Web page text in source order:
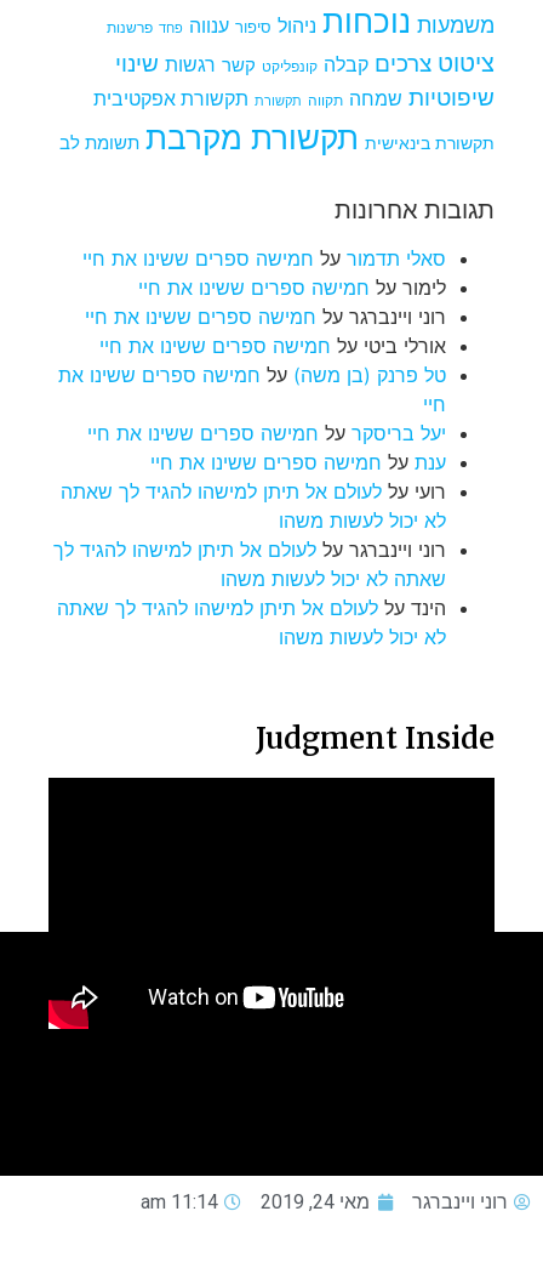
משמעות נוכחות ניהול סיפור ענווה פחד פרשנות
ציטוט צרכים קבלה קונפליקט קשר רגשות שינוי
שיפוטיות שמחה תקווה תקשורת תקשורת אפקטיבית
תקשורת בינאישית תקשורת מקרבת תשומת לב
תגובות אחרונות
סאלי תדמור על חמישה ספרים ששינו את חיי
לימור על חמישה ספרים ששינו את חיי
רוני ויינברגר על חמישה ספרים ששינו את חיי
אורלי ביטי על חמישה ספרים ששינו את חיי
טל פרנק (בן משה) על חמישה ספרים ששינו את
חיי
יעל בריסקר על חמישה ספרים ששינו את חיי
ענת על חמישה ספרים ששינו את חיי
רועי על לעולם אל תיתן למישהו להגיד לך שאתה
לא יכול לעשות משהו
רוני ויינברגר על לעולם אל תיתן למישהו להגיד לך
שאתה לא יכול לעשות משהו
הינד על לעולם אל תיתן למישהו להגיד לך שאתה
לא יכול לעשות משהו
Judgment Inside
רוני ויינברגר מאי 24, 2019 11:14 am